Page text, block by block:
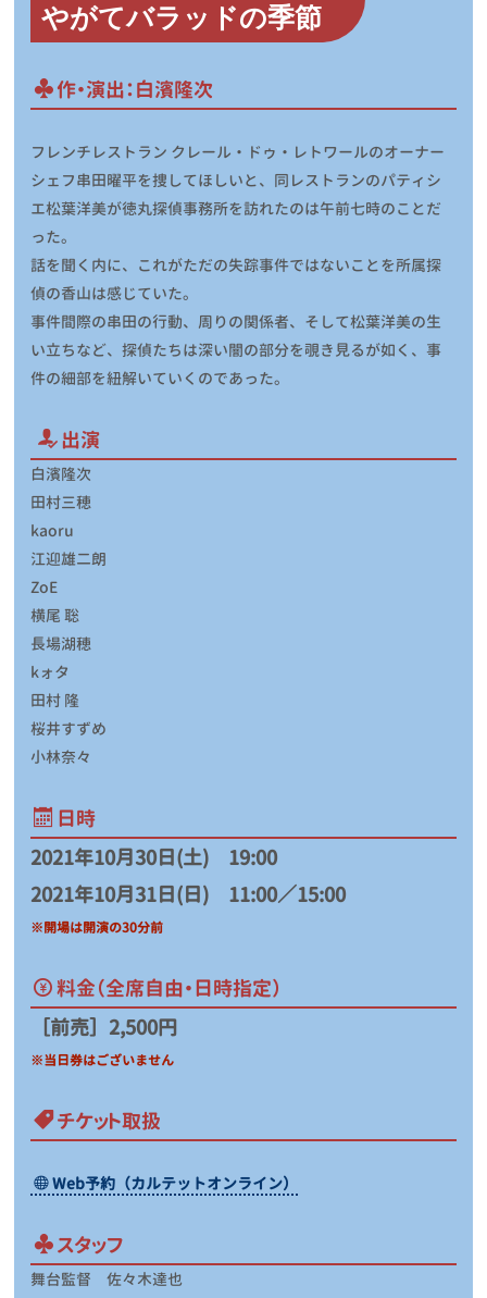
やがてバラッドの季節
作・演出：白濱隆次
フレンチレストラン クレール・ドゥ・レトワールのオーナー
シェフ串田曜平を捜してほしいと、同レストランのパティシ
エ松葉洋美が徳丸探偵事務所を訪れたのは午前七時のことだ
った。
話を聞く内に、これがただの失踪事件ではないことを所属探
偵の香山は感じていた。
事件間際の串田の行動、周りの関係者、そして松葉洋美の生
い立ちなど、探偵たちは深い闇の部分を覗き見るが如く、事
件の細部を紐解いていくのであった。
出演
白濱隆次
田村三穂
kaoru
江迎雄二朗
ZoE
横尾 聡
長場湖穂
kォタ
田村 隆
桜井すずめ
小林奈々
日時
2021年10月30日(土) 19:00
2021年10月31日(日) 11:00／15:00
※開場は開演の30分前
料金（全席自由・日時指定）
［前売］ 2,500円
※当日券はございません
チケット取扱
Web予約（カルテットオンライン）
スタッフ
舞台監督 佐々木達也